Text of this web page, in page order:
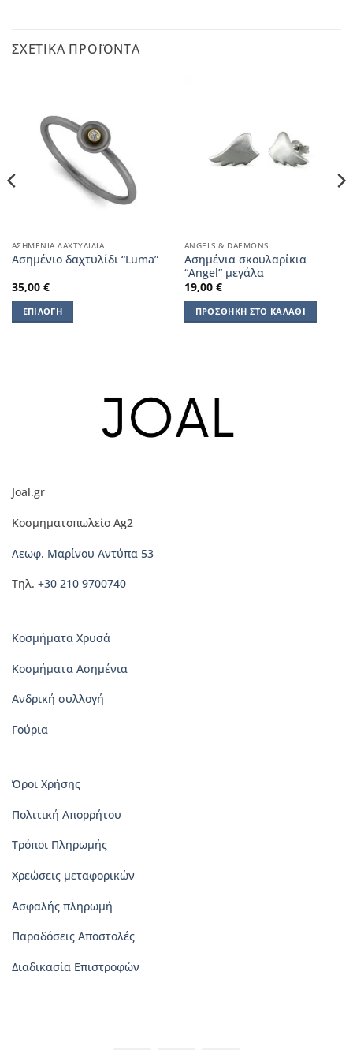
ΣΧΕΤΙΚΆ ΠΡΟΪΌΝΤΑ
ΑΣΗΜΈΝΙΑ ΔΑΧΤΥΛΊΔΙΑ
Ασημένιο δαχτυλίδι “Luma”
35,00 €
ΕΠΙΛΟΓΉ
επιλεγούν
σελίδα
προϊόντος
ANGELS & DAEMONS
Ασημένια σκουλαρίκια
“Angel” μεγάλα
19,00 €
ΠΡΟΣΘΉΚΗ ΣΤΟ ΚΑΛΆΘΙ
Joal.gr
Κοσμηματοπωλείο Ag2
Λεωφ. Μαρίνου Αντύπα 53
Τηλ. +30 210 9700740
Κοσμήματα Χρυσά
Κοσμήματα Ασημένια
Ανδρική συλλογή
Γούρια
Όροι Χρήσης
Πολιτική Απορρήτου
Τρόποι Πληρωμής
Χρεώσεις μεταφορικών
Ασφαλής πληρωμή
Παραδόσεις Αποστολές
Διαδικασία Επιστροφών